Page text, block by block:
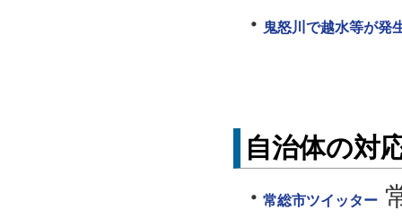
鬼怒川で越水等が発
自治体の対
常総市ツイッター